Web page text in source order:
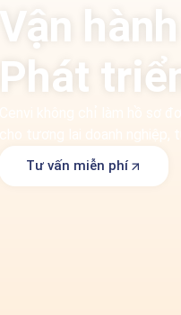
Vận
Phát
Tư vấn miễn phí